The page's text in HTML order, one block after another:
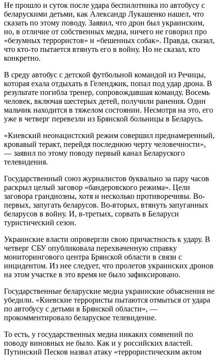
Не прошло и суток после удара беспилотника по автобусу с
беларускими детьми, как Александр Лукашенко нашел, что
сказать по этому поводу. Заявил, что дрон был украинским,
но, в отличие от собственных медиа, ничего не говорил про
«безумных террористов» и «бешенных собак». Правда, сказал,
что кто-то пытается втянуть его в войну. Но не сказал, кто
конкретно.
В среду автобус с детской футбольной командой из Речицы,
которая ехала отдыхать в Геленджик, попал под удар дрона. В
результате погибла тренер, сопровождавшая команду. Восемь
человек, включая шестерых детей, получили ранения. Один
мальчик находится в тяжелом состоянии. Несмотря на это, его
уже в четверг перевезли из Брянской больницы в Беларусь.
«Киевский неонацистский режим совершил преднамеренный,
кровавый теракт, перейдя последнюю черту человечности»,
— заявил по этому поводу первый канал Беларуского
телевидения.
Государственный союз журналистов буквально за пару часов
раскрыл целый заговор «бандеровского режима». Цели
заговора грандиозны, хотя и несколько противоречивы. Во-
первых, запугать беларусов. Во-вторых, втянуть запуганных
беларусов в войну. И, в-третьих, сорвать в Беларуси
туристический сезон.
Украинские власти опровергли свою причастность к удару. В
четверг СБУ опубликовала перехваченную справку
мониторингового центра Брянской области в связи с
инцидентом. Из нее следует, что пролетов украинских дронов
на этом участке в это время не было зафиксировано.
Государственные беларуские медиа украинские объяснения не
убедили. «Киевские террористы пытаются отмыться от удара
по автобусу с детьми в Брянской области», —
прокомментировало беларуское телевидение.
То есть, у государственных медиа никаких сомнений по
поводу виновных не было. Как и у российских властей.
Путинский Песков назвал атаку «террористическим актом